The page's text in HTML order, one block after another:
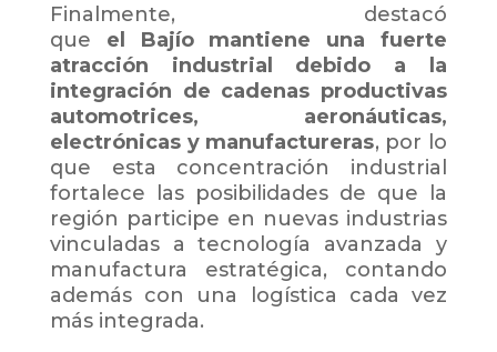
Finalmente, destacó
que el Bajío mantiene una fuerte
atracción industrial debido a la
integración de cadenas productivas
automotrices, aeronáuticas,
electrónicas y manufactureras, por lo
que esta concentración industrial
fortalece las posibilidades de que la
región participe en nuevas industrias
vinculadas a tecnología avanzada y
manufactura estratégica, contando
además con una logística cada vez
más integrada.